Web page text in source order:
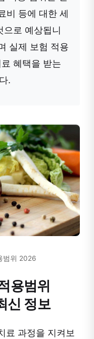
비 등에 대한 세
으로 예상됩니
실제 보험 적용
혜택을 받는
.
범위 2026
용범위
신 정보
료 과정을 지켜보